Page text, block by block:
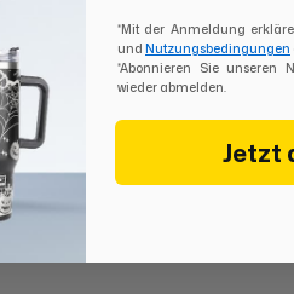
*Mit der Anmeldung
und Nutzungsbedingungen
*Abonnieren Sie unseren
wieder abmelden.
Jetzt